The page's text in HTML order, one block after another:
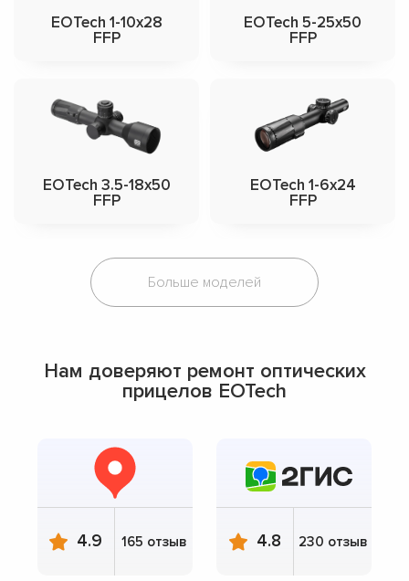
EOTech 1-10x28
FFP
EOTech 5-25x50
FFP
EOTech 3.5-18x50
FFP
EOTech 1-6x24
FFP
Больше моделей
Нам доверяют ремонт оптических
прицелов EOTech
4.9 165 отзыв 4.8 230 отзыв